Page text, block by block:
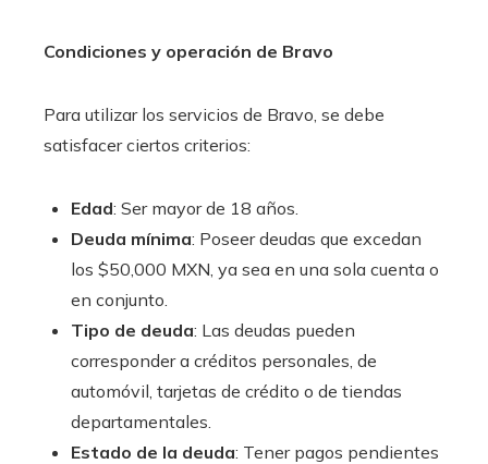
Condiciones y operación de Bravo
Para utilizar los servicios de Bravo, se debe
satisfacer ciertos criterios:
Edad: Ser mayor de 18 años.
Deuda mínima: Poseer deudas que excedan
los $50,000 MXN, ya sea en una sola cuenta o
en conjunto.
Tipo de deuda: Las deudas pueden
corresponder a créditos personales, de
automóvil, tarjetas de crédito o de tiendas
departamentales.
Estado de la deuda: Tener pagos pendientes